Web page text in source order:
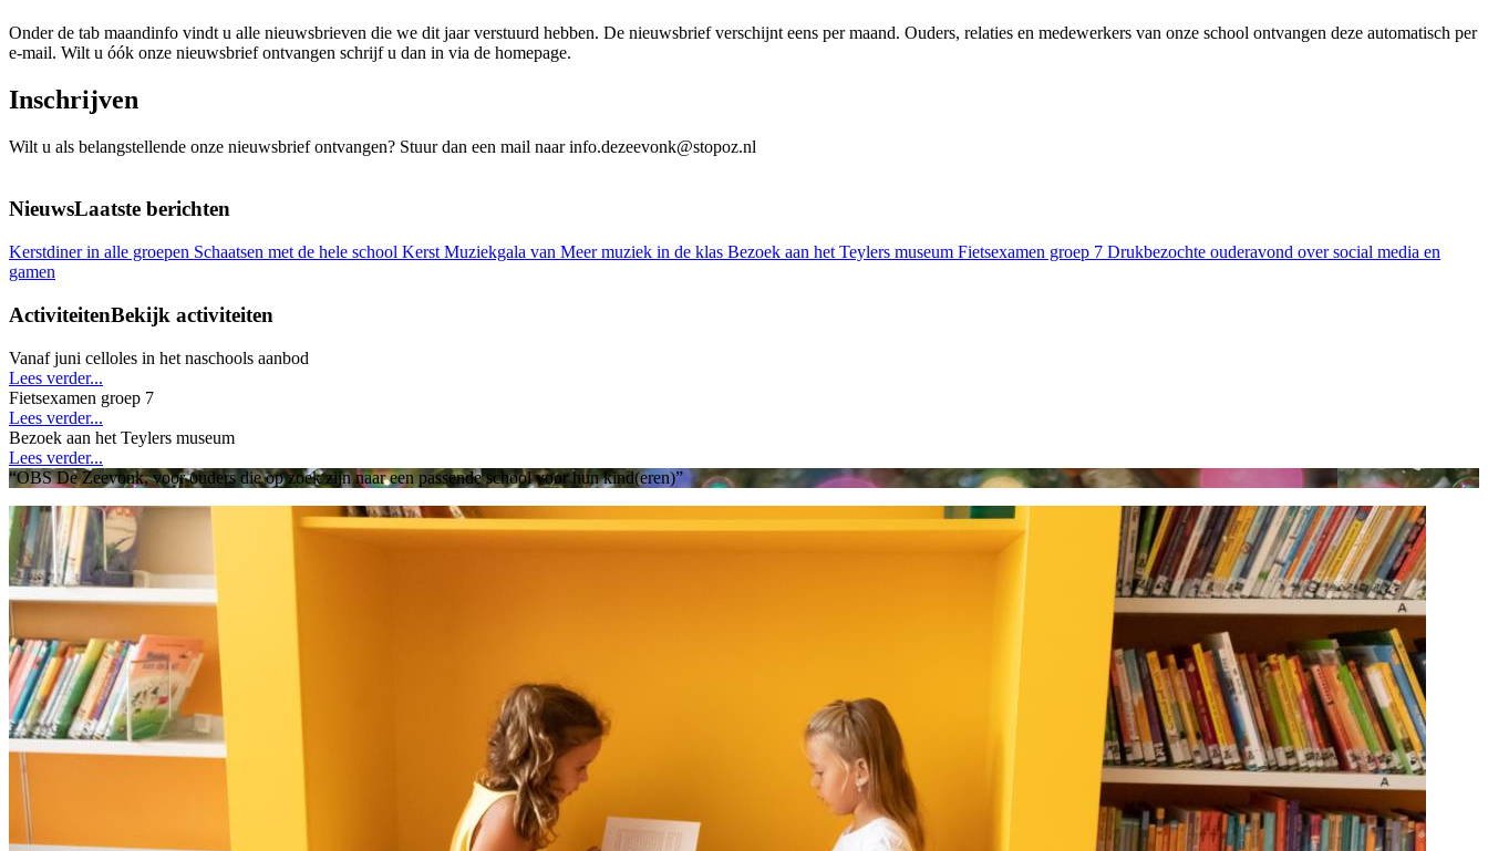
Onder de tab maandinfo vindt u alle nieuwsbrieven die we dit jaar verstuurd hebben. De nieuwsbrief verschijnt eens per maand. Ouders, relaties en medewerkers van onze school ontvangen deze automatisch per
e-mail. Wilt u óók onze nieuwsbrief ontvangen schrijf u dan in via de homepage.
Inschrijven
Wilt u als belangstellende onze nieuwsbrief ontvangen? Stuur dan een mail naar info.dezeevonk@stopoz.nl
NieuwsLaatste berichten
Kerstdiner in alle groepen Schaatsen met de hele school Kerst Muziekgala van Meer muziek in de klas Bezoek aan het Teylers museum Fietsexamen groep 7 Drukbezochte ouderavond over social media en
gamen
ActiviteitenBekijk activiteiten
Vanaf juni celloles in het naschools aanbod
Lees verder...
Fietsexamen groep 7
Lees verder...
Bezoek aan het Teylers museum
Lees verder...
“OBS De Zeevonk, voor ouders die op zoek zijn naar een passende school voor hun kind(eren)”